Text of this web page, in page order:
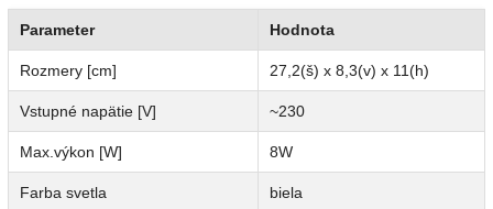
Parameter Hodnota
Rozmery [cm] 27,2(š) x 8,3(v) x 11(h)
Vstupné napätie [V] ~230
Max.výkon [W] 8W
Farba svetla biela